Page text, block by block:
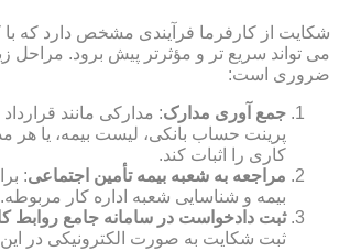
شکایت از کارفرما فرآیندی مشخص دارد که با
می تواند سریع تر و مؤثرتر پیش برود. مراحل
ضروری است:
جمع آوری مدارک: مدارکی مانند
پرینت حساب بانکی، لیست بیمه، یا هر
کاری را اثبات کند.
مراجعه به شعبه بیمه تأمین اجتماعی:
بیمه و شناسایی شعبه اداره کار مربوطه.
ثبت دادخواست در سامانه جامع روابط
ثبت شکایت به صورت الکترونیکی در